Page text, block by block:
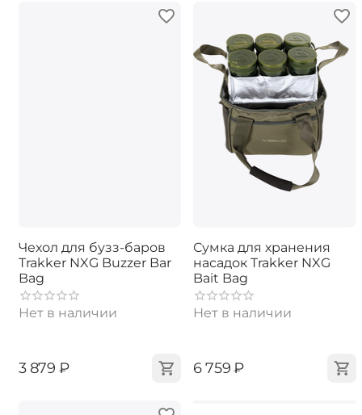
Чехол для бузз-баров
Trakker NXG Buzzer Bar
Bag
Нет в наличии
‍3 879‍ ₽
Сумка для хранения
насадок Trakker NXG
Bait Bag
Нет в наличии
‍6 759‍₽